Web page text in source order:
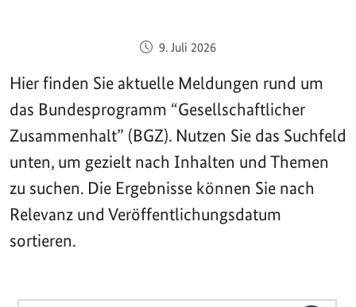
Veröffentlicht am:
9. Juli 2026
Hier finden Sie aktuelle Meldungen rund um
das Bundesprogramm “Gesellschaftlicher
Zusammenhalt” (BGZ). Nutzen Sie das Suchfeld
unten, um gezielt nach Inhalten und Themen
zu suchen. Die Ergebnisse können Sie nach
Relevanz und Veröffentlichungsdatum
sortieren.